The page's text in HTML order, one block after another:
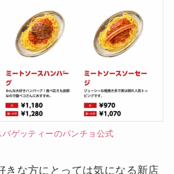
パゲッティーのパンチョ公式
きな方にとっては気になる新店